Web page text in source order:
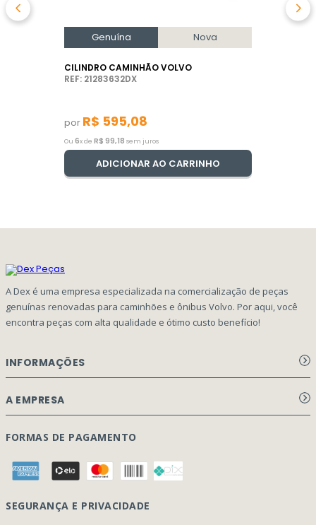
Genuína Nova
CILINDRO CAMINHÃO VOLVO
REF: 21283632DX
por R$ 595,08
Ou 6x de R$ 99,18 sem juros
ADICIONAR AO CARRINHO
A Dex é uma empresa especializada na comercialização de peças
genuínas renovadas para caminhões e ônibus Volvo. Por aqui, você
encontra peças com alta qualidade e ótimo custo benefício!
INFORMAÇÕES
Aviso de privacidade Dex Peças
Perguntas Frequentes
Formulário Garantia/Devolução
A EMPRESA
Página Principal
Quem Somos
Onde Estamos
FORMAS DE PAGAMENTO
SEGURANÇA E PRIVACIDADE